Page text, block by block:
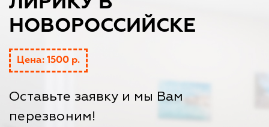
НОВОРОССИЙСКЕ
Цена: 1500 р.
Оставьте заявку и мы Вам
перезвоним!